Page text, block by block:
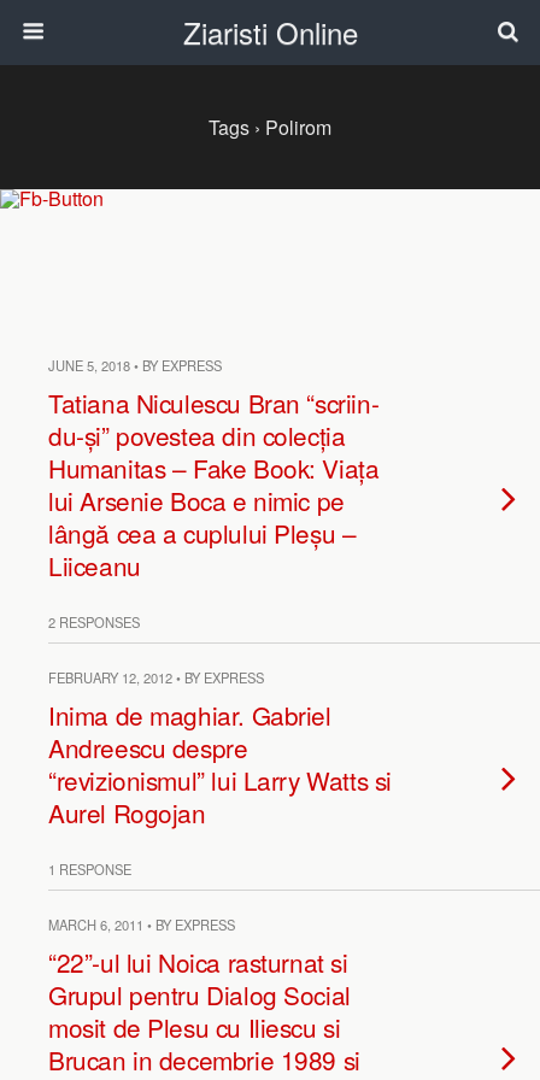
Ziaristi Online
Tags › Polirom
JUNE 5, 2018 • BY EXPRESS
Tatiana Niculescu Bran “scriin-
du-și” povestea din colecția
Humanitas – Fake Book: Viața
lui Arsenie Boca e nimic pe
lângă cea a cuplului Pleșu –
Liiceanu
2 RESPONSES
FEBRUARY 12, 2012 • BY EXPRESS
Inima de maghiar. Gabriel
Andreescu despre
“revizionismul” lui Larry Watts si
Aurel Rogojan
1 RESPONSE
MARCH 6, 2011 • BY EXPRESS
“22”-ul lui Noica rasturnat si
Grupul pentru Dialog Social
mosit de Plesu cu Iliescu si
Brucan in decembrie 1989 si